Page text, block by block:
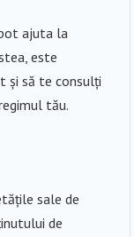
ajuta la
este
și să te consulți
tău.
sale de
de